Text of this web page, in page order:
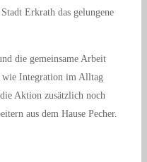
Erkrath das gelungene
die gemeinsame Arbeit
wie Integration im Alltag
Aktion zusätzlich noch
aus dem Hause Pecher.